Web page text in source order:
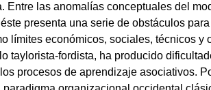
Entre las anomalías conceptuales del
presenta una serie de obstáculos
límites económicos, sociales, técnicos y
taylorista-fordista, ha producido
procesos de aprendizaje asociativos.